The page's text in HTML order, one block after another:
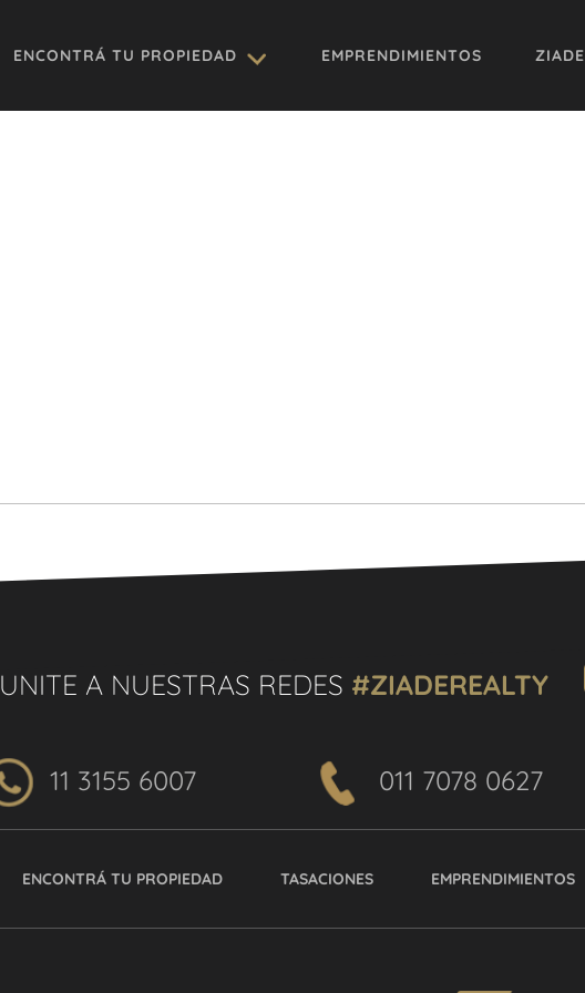
ENCONTRÁ TU PROPIEDAD EMPRENDIMIENTOS ZIADE
UNITE A NUESTRAS REDES #ZIADEREALTY
11 3155 6007 011 7078 0627
ENCONTRÁ TU PROPIEDAD TASACIONES EMPRENDIMIENTOS